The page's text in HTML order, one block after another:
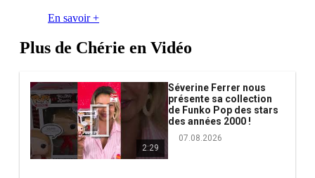
En savoir +
Plus de Chérie en Vidéo
2:29
Séverine Ferrer nous
présente sa collection
de Funko Pop des stars
des années 2000 !
07.08.2026